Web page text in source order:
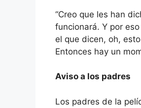
“Creo que les han
funcionará. Y por
el que dicen, oh,
Entonces hay un
Aviso a los padres
Los padres de la